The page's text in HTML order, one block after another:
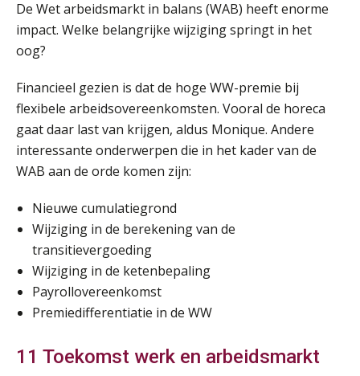
De Wet arbeidsmarkt in balans (WAB) heeft enorme
impact. Welke belangrijke wijziging springt in het
oog?
Financieel gezien is dat de hoge WW-premie bij
flexibele arbeidsovereenkomsten. Vooral de horeca
gaat daar last van krijgen, aldus Monique. Andere
interessante onderwerpen die in het kader van de
WAB aan de orde komen zijn:
Nieuwe cumulatiegrond
Wijziging in de berekening van de
transitievergoeding
Wijziging in de ketenbepaling
Payrollovereenkomst
Premiedifferentiatie in de WW
11 Toekomst werk en arbeidsmarkt
28
AUG
Markus Verbeek Praehep
AUG
Markus Verbeek Praehep
01
SEP
Cursus Van salarisadministrateur naar beloningsadviseur (basis)
MOCuitgevers
SEP
MOCuitgevers
07
SEP
MOCuitgevers
MOCuitgevers